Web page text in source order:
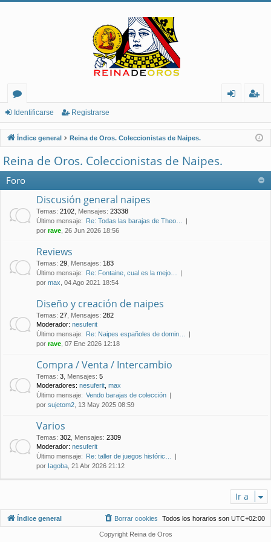
or
os
nt
ifi
ist
ra
Identificarse Registrarse
Índice general Reina de Oros. Coleccionistas de Naipes.
Reina de Oros. Coleccionistas de Naipes.
Foro
Discusión general naipes
Temas: 2102 Mensajes: 23338
Último mensaje: Re: Todas las barajas de Theo…
por rave , 26 Jun 2026 18:56
Reviews
Temas: 29 Mensajes: 183
Último mensaje: Re: Fontaine, cual es la mejo…
por max , 04 Ago 2021 18:54
Diseño y creación de naipes
Temas: 27 Mensajes: 282
Moderador: nesuferit
Último mensaje: Re: Naipes españoles de domin…
por rave , 07 Ene 2026 12:18
Compra / Venta / Intercambio
Temas: 3 Mensajes: 5
Moderadores: nesuferit max
Último mensaje: Vendo barajas de colección
por sujetom2 , 13 May 2025 08:59
Varios
Temas: 302 Mensajes: 2309
Moderador: nesuferit
Último mensaje: Re: taller de juegos históric…
por Iagoba , 21 Abr 2026 21:12
Ir a
Índice general Todos los horarios son UTC+02:00
Borrar cookies
Copyright Reina de Oros